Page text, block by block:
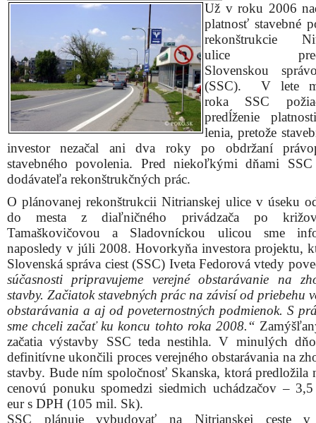
Už v roku 2006
platnosť stavebné
rekon­štrukcie
ulice
Slovenskou
(SSC). V lete
roka SSC
predĺženie
lenia, pretože
investor nezačal ani dva roky po obdržaní
stavebného povolenia. Pred niekoľkými dňami
dodávateľa rekonštrukčných prác.
O plánovanej rekonštrukcii Nitrianskej ulice v úseku
do mesta z diaľničného privádzača po
Tamaškovičovou a Sladovníckou ulicou sme
naposledy v júli 2008. Hovorkyňa investora projektu,
Slovenská správa ciest (SSC) Iveta Fedorová vtedy
súčasnosti pripravujeme verejné obstarávanie na
stavby. Začiatok stavebných prác na závisí od priebehu
obstarávania a aj od poveternostných podmienok. S
sme chceli začať ku koncu tohto roka 2008.“
začatia výstavby SSC teda nestihla. V minulých
definitívne ukončili proces verejného obstarávania na
stavby. Bude ním spoločnosť Skanska, ktorá predložila
cenovú ponuku spomedzi siedmich uchádzačov –
eur s DPH (105 mil. Sk).
SSC plánuje vybudovať na Nitrianskej ceste v